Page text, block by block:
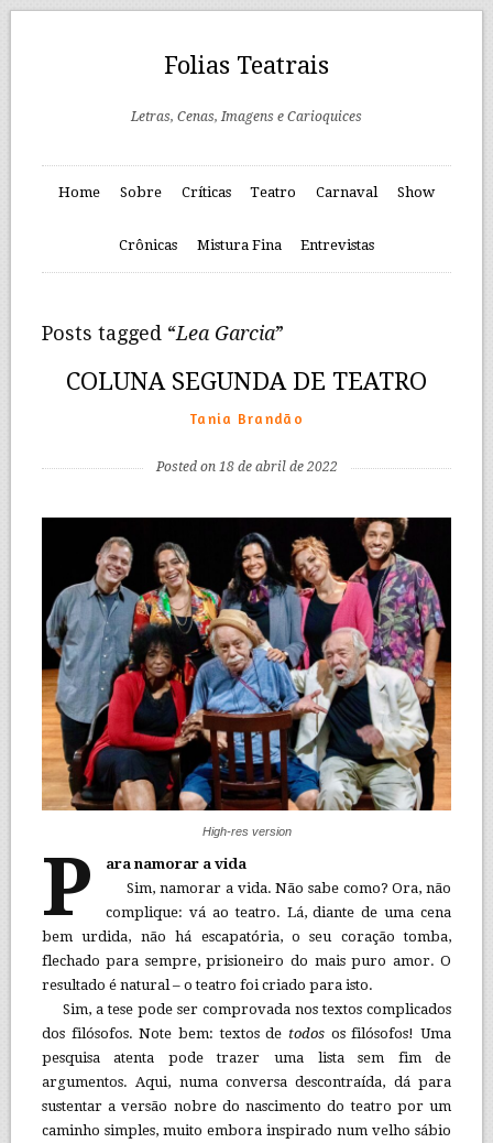
Folias Teatrais
Letras, Cenas, Imagens e Carioquices
Home Sobre Críticas Teatro Carnaval Show
Crônicas Mistura Fina Entrevistas
Posts tagged “Lea Garcia”
COLUNA SEGUNDA DE TEATRO
Tania Brandão
Posted on 18 de abril de 2022
High-res version
P
ara namorar a vida
Sim, namorar a vida. Não sabe como? Ora, não
complique: vá ao teatro. Lá, diante de uma cena
bem urdida, não há escapatória, o seu coração tomba,
flechado para sempre, prisioneiro do mais puro amor. O
resultado é natural – o teatro foi criado para isto.
Sim, a tese pode ser comprovada nos textos complicados
dos filósofos. Note bem: textos de todos os filósofos! Uma
pesquisa atenta pode trazer uma lista sem fim de
argumentos. Aqui, numa conversa descontraída, dá para
sustentar a versão nobre do nascimento do teatro por um
caminho simples, muito embora inspirado num velho sábio